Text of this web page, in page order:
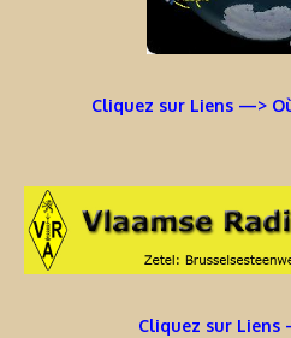
Cliquez sur Liens —>
Cliquez sur Liens